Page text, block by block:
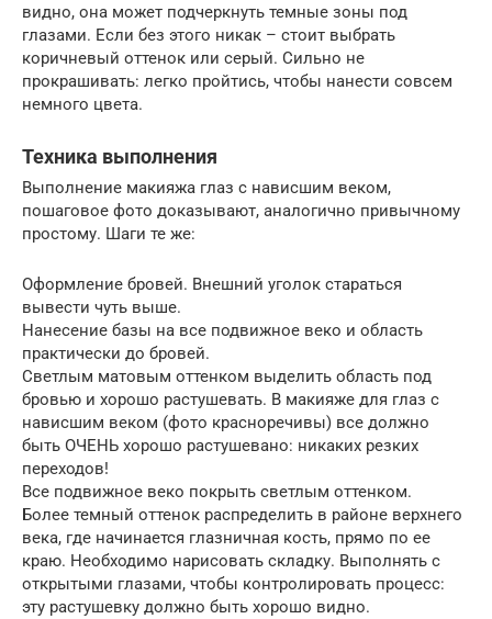
видно, она может подчеркнуть темные зоны под
глазами. Если без этого никак – стоит выбрать
коричневый оттенок или серый. Сильно не
прокрашивать: легко пройтись, чтобы нанести совсем
немного цвета.
Техника выполнения
Выполнение макияжа глаз с нависшим веком,
пошаговое фото доказывают, аналогично привычному
простому. Шаги те же:
Оформление бровей. Внешний уголок стараться
вывести чуть выше.
Нанесение базы на все подвижное веко и область
практически до бровей.
Светлым матовым оттенком выделить область под
бровью и хорошо растушевать. В макияже для глаз с
нависшим веком (фото красноречивы) все должно
быть ОЧЕНЬ хорошо растушевано: никаких резких
переходов!
Все подвижное веко покрыть светлым оттенком.
Более темный оттенок распределить в районе верхнего
века, где начинается глазничная кость, прямо по ее
краю. Необходимо нарисовать складку. Выполнять с
открытыми глазами, чтобы контролировать процесс:
эту растушевку должно быть хорошо видно.